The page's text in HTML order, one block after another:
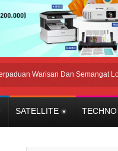
Warisan Dan Semangat Lokal,
SATELLITE TECHNO